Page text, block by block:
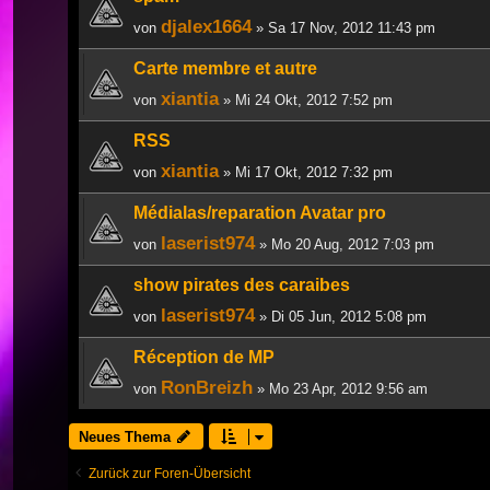
von djalex1664» Sa 17 Nov, 2012 11:43 pm
Carte membre et autre
von xiantia» Mi 24 Okt, 2012 7:52 pm
RSS
von xiantia» Mi 17 Okt, 2012 7:32 pm
Médialas/reparation Avatar pro
von laserist974» Mo 20 Aug, 2012 7:03 pm
show pirates des caraibes
von laserist974» Di 05 Jun, 2012 5:08 pm
Réception de MP
von RonBreizh » Mo 23 Apr, 2012 9:56 am
Neues Thema
Zurück zur Foren-Übersicht